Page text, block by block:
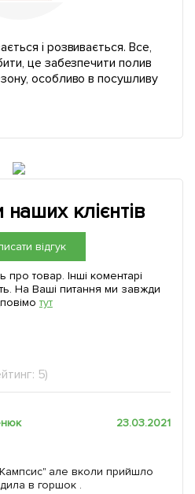
і розвивається. Все,
це забезпечити полив
особливо в посушливу
клієнтів
відгук
про товар. Інші коментарі
На Ваші питання ми завжди
тут
5)
23.03.2021
але вколи прийшло
в горшок .